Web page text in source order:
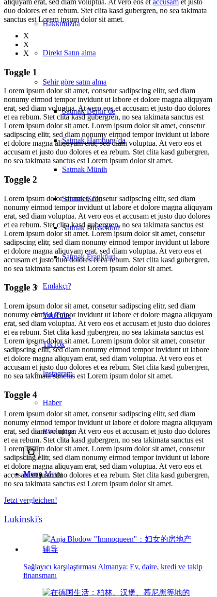
Hakkımızda
Direkt Satın alma
Şehir göre satın alma
Satmak Berlin’de
Satmak Hamburg’da
Satmak Münih
Satmak Köln
Satmak Düsseldorf
Satmak Frankfurt
Emlakçı?
YouTube
TikTok
Instagram
Haber
Bize ulaşın
Menu Menu
aliquyam erat, sed diam voluptua. At vero eos et accusam et justo
duo dolores et ea rebum. Stet clita kasd gubergren, no sea takimata
sanctus est Lorem ipsum dolor sit amet.
X
X
X
Toggle 1
Lorem ipsum dolor sit amet, consetur sadipscing elitr, sed diam
nonumy eirmod tempor invidunt ut labore et dolore magna aliquyam
erat, sed diam voluptua. At vero eos et accusam et justo duo dolores
et ea rebum. Stet clita kasd gubergren, no sea takimata sanctus est
Lorem ipsum dolor sit amet. Lorem ipsum dolor sit amet, consetur
sadipscing elitr, sed diam nonumy eirmod tempor invidunt ut labore
et dolore magna aliquyam erat, sed diam voluptua. At vero eos et
accusam et justo duo dolores et ea rebum. Stet clita kasd gubergren,
no sea takimata sanctus est Lorem ipsum dolor sit amet.
Toggle 2
Lorem ipsum dolor sit amet, consetur sadipscing elitr, sed diam
nonumy eirmod tempor invidunt ut labore et dolore magna aliquyam
erat, sed diam voluptua. At vero eos et accusam et justo duo dolores
et ea rebum. Stet clita kasd gubergren, no sea takimata sanctus est
Lorem ipsum dolor sit amet. Lorem ipsum dolor sit amet, consetur
sadipscing elitr, sed diam nonumy eirmod tempor invidunt ut labore
et dolore magna aliquyam erat, sed diam voluptua. At vero eos et
accusam et justo duo dolores et ea rebum. Stet clita kasd gubergren,
no sea takimata sanctus est Lorem ipsum dolor sit amet.
Toggle 3
Lorem ipsum dolor sit amet, consetur sadipscing elitr, sed diam
nonumy eirmod tempor invidunt ut labore et dolore magna aliquyam
erat, sed diam voluptua. At vero eos et accusam et justo duo dolores
et ea rebum. Stet clita kasd gubergren, no sea takimata sanctus est
Lorem ipsum dolor sit amet. Lorem ipsum dolor sit amet, consetur
sadipscing elitr, sed diam nonumy eirmod tempor invidunt ut labore
et dolore magna aliquyam erat, sed diam voluptua. At vero eos et
accusam et justo duo dolores et ea rebum. Stet clita kasd gubergren,
no sea takimata sanctus est Lorem ipsum dolor sit amet.
Toggle 4
Lorem ipsum dolor sit amet, consetur sadipscing elitr, sed diam
nonumy eirmod tempor invidunt ut labore et dolore magna aliquyam
erat, sed diam voluptua. At vero eos et accusam et justo duo dolores
et ea rebum. Stet clita kasd gubergren, no sea takimata sanctus est
Lorem ipsum dolor sit amet. Lorem ipsum dolor sit amet, consetur
sadipscing elitr, sed diam nonumy eirmod tempor invidunt ut labore
et dolore magna aliquyam erat, sed diam voluptua. At vero eos et
accusam et justo duo dolores et ea rebum. Stet clita kasd gubergren,
no sea takimata sanctus est Lorem ipsum dolor sit amet.
Jetzt vergleichen!
Lukinski's
Sağlayıcı karşılaştırması Almanya: Ev, daire, kredi ve takip
finansmanı